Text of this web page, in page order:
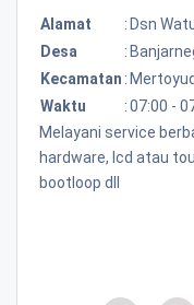
Alamat : Dsn
Desa
:
Kecamatan :
Waktu
:07:00 -
Melayani service
hardware, lcd atau
bootloop dll